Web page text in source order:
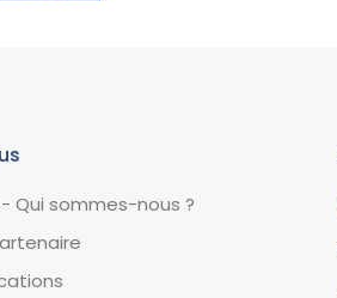
Qui sommes-nous ?